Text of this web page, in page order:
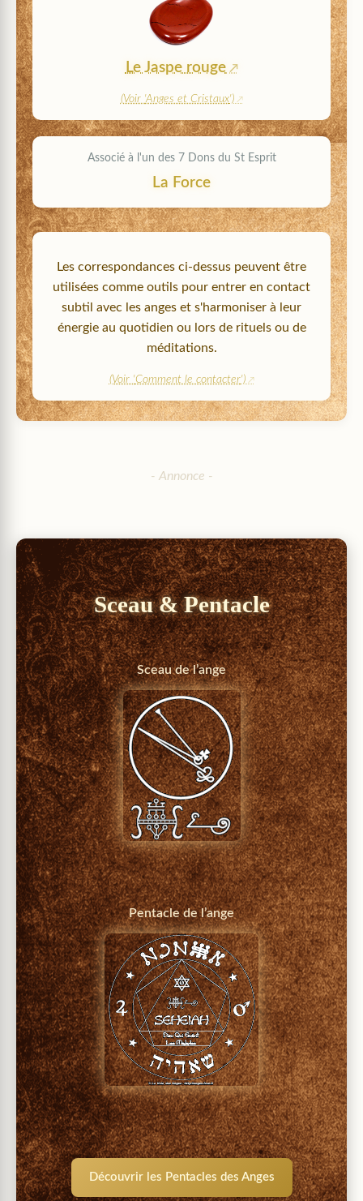
Le Jaspe rouge
(Voir 'Anges et Cristaux')
Associé à l'un des 7 Dons du St Esprit
La Force
Les correspondances ci-dessus peuvent être
utilisées comme outils pour entrer en contact
subtil avec les anges et s'harmoniser à leur
énergie au quotidien ou lors de rituels ou de
méditations.
(Voir 'Comment le contacter')
Sceau & Pentacle
Sceau de l’ange
Pentacle de l’ange
Découvrir les Pentacles des Anges